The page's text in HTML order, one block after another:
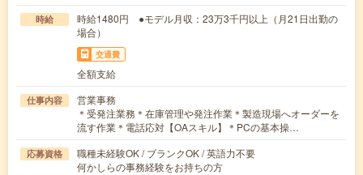
時給
時給1480円 ●モデル月収：23万3千円以上（月21日出勤の
場合）
交通費
全額支給
仕事内容
営業事務
＊受発注業務＊在庫管理や発注作業＊製造現場へオーダーを
流す作業＊電話応対【OAスキル】＊PCの基本操…
応募資格
職種未経験OK / ブランクOK / 英語力不要
何かしらの事務経験をお持ちの方